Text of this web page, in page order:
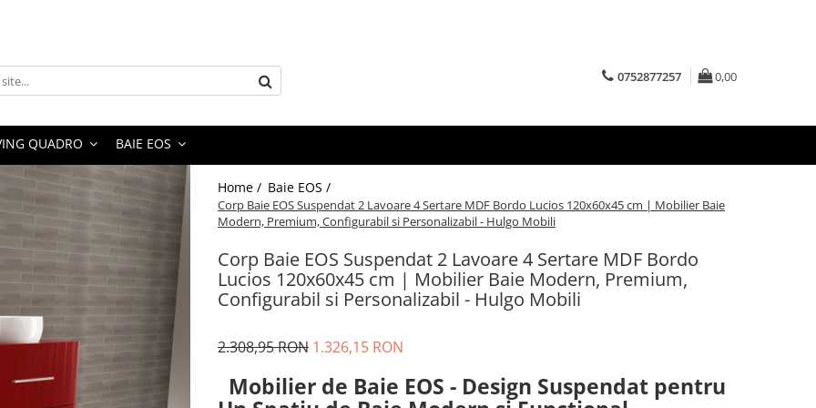
0752877257 0,00
QUADRO BAIE EOS
Home / Baie EOS /
Corp Baie EOS Suspendat 2 Lavoare 4 Sertare MDF Bordo Lucios 120x60x45 cm | Mobilier Baie
Modern, Premium, Configurabil si Personalizabil - Hulgo Mobili
Corp Baie EOS Suspendat 2 Lavoare 4 Sertare MDF Bordo
Lucios 120x60x45 cm | Mobilier Baie Modern, Premium,
Configurabil si Personalizabil - Hulgo Mobili
2.308,95 RON 1.326,15 RON
Mobilier de Baie EOS - Design Suspendat pentru